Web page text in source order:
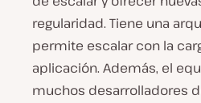
regularidad. Tiene una
permite escalar con la
aplicación. Además, el
muchos desarrolladores